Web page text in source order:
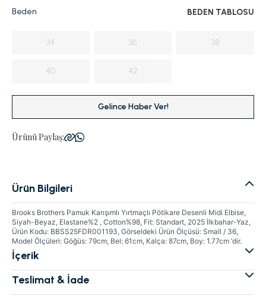
Beden BEDEN TABLOSU
34 36 38
40 42
Gelince Haber Ver!
Ürünü Paylaş:
Ürün Bilgileri
Brooks Brothers Pamuk Karışımlı Yırtmaçlı Pötikare Desenli Midi Elbise,
Siyah-Beyaz, Elastane%2 , Cotton%98, Fit: Standart, 2025 İlkbahar-Yaz,
Ürün Kodu: BBSS25FDR001193, Görseldeki Ürün Ölçüsü: Small / 36,
Model Ölçüleri: Göğüs: 79cm, Bel: 61cm, Kalça: 87cm, Boy: 1.77cm ‘dir.
İçerik
Teslimat & İade